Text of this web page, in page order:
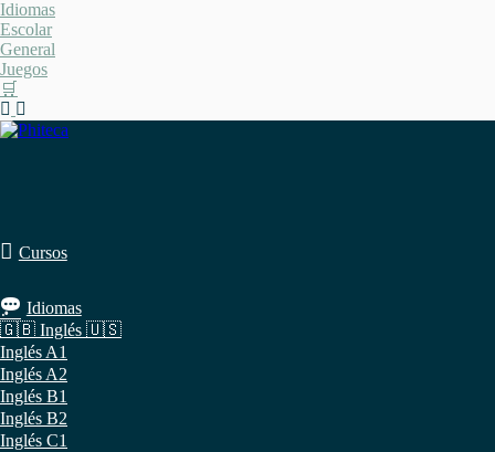
Saltar
al
contenido
Idiomas
Escolar
General
Juegos
🛒
Cursos
Idiomas
🇬🇧 Inglés 🇺🇸
Inglés A1
Inglés A2
Inglés B1
Inglés B2
Inglés C1